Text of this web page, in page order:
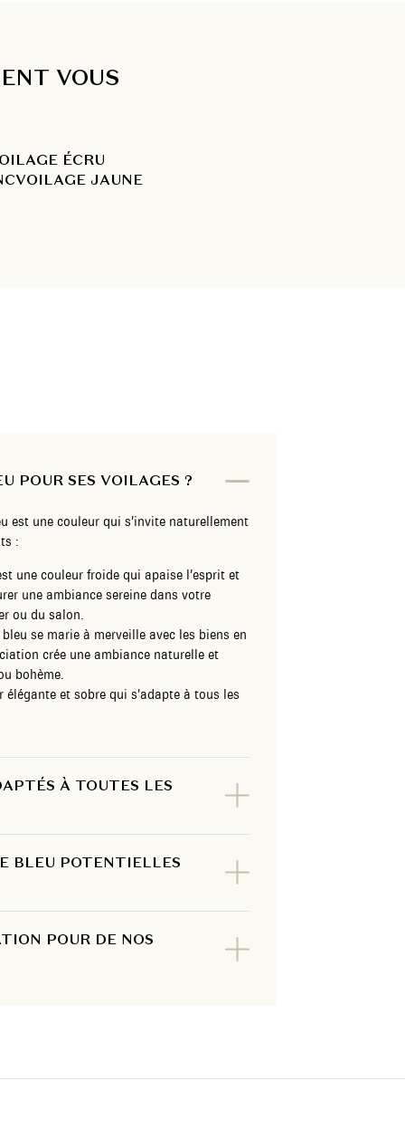
VOUS
ÉCRU
VOILAGE JAUNE
POUR SES VOILAGES ?
est une couleur qui s’invite naturellement
:
une couleur froide qui apaise l’esprit et
une ambiance sereine dans votre
ou du salon.
bleu se marie à merveille avec les biens en
crée une ambiance naturelle et
bohème.
élégante et sobre qui s’adapte à tous les
À TOUTES LES
BLEU POTENTIELLES
POUR DE NOS